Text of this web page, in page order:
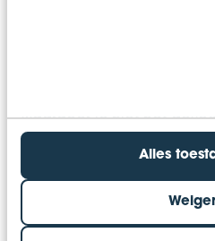
Alles
waardoor je niet het
organiseren faciliteert het
doelstellingen.